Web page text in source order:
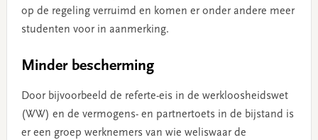
op de regeling verruimd en komen er onder andere meer
studenten voor in aanmerking.
Minder bescherming
Door bijvoorbeeld de referte-eis in de werkloosheidswet
(WW) en de vermogens- en partnertoets in de bijstand is
er een groep werknemers van wie weliswaar de